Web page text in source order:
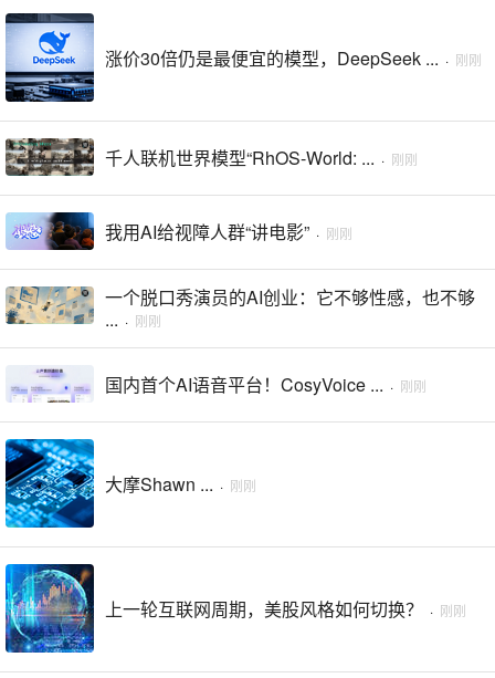
涨价30倍仍是最便宜的模型，DeepSeek ... · 刚刚
千人联机世界模型“RhOS-World: ... · 刚刚
我用AI给视障人群“讲电影” · 刚刚
一个脱口秀演员的AI创业：它不够性感，也不够
... · 刚刚
国内首个AI语音平台！CosyVoice ... · 刚刚
大摩Shawn ... · 刚刚
上一轮互联网周期，美股风格如何切换？ · 刚刚